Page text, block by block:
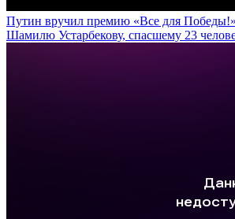
Путин вручил премию «Все для Победы!»
Шамилю Устарбекову, спасшему 23